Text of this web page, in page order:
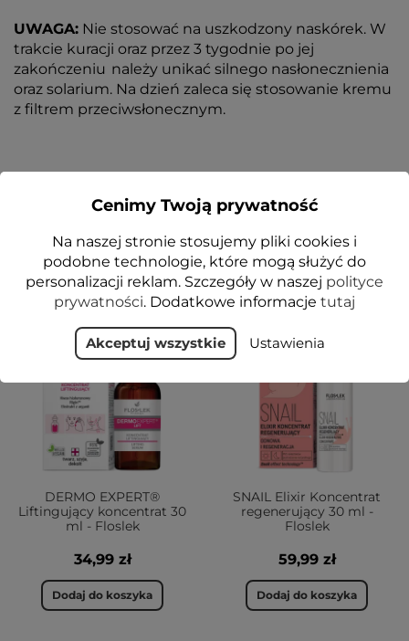
UWAGA: Nie stosować na uszkodzony naskórek. W
trakcie kuracji oraz przez 3 tygodnie po jej
zakończeniu należy unikać silnego nasłonecznienia
oraz solarium. Na dzień zaleca się stosowanie kremu
z filtrem przeciwsłonecznym.
ZOBACZ TAKŻE
DERMO EXPERT®
Liftingujący koncentrat 30
ml - Floslek
34,99 zł
Dodaj do koszyka
SNAIL Elixir Koncentrat
regenerujący 30 ml -
Floslek
59,99 zł
Dodaj do koszyka
Cenimy Twoją prywatność
Na naszej stronie stosujemy pliki cookies i
podobne technologie, które mogą służyć do
personalizacji reklam. Szczegóły w naszej polityce
prywatności. Dodatkowe informacje tutaj
Akceptuj wszystkie Ustawienia